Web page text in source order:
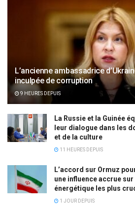
L’ancienne ambassadrice
inculpée de corruption
9 HEURES DEPUIS
La Russie et la Guinée
leur dialogue dans les
et de la culture
11 HEURES DEPUIS
L’accord sur Ormuz
une influence accrue
énergétique les plus
1 JOUR DEPUIS